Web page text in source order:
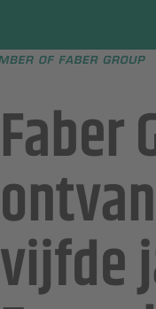
Faber
vijfde